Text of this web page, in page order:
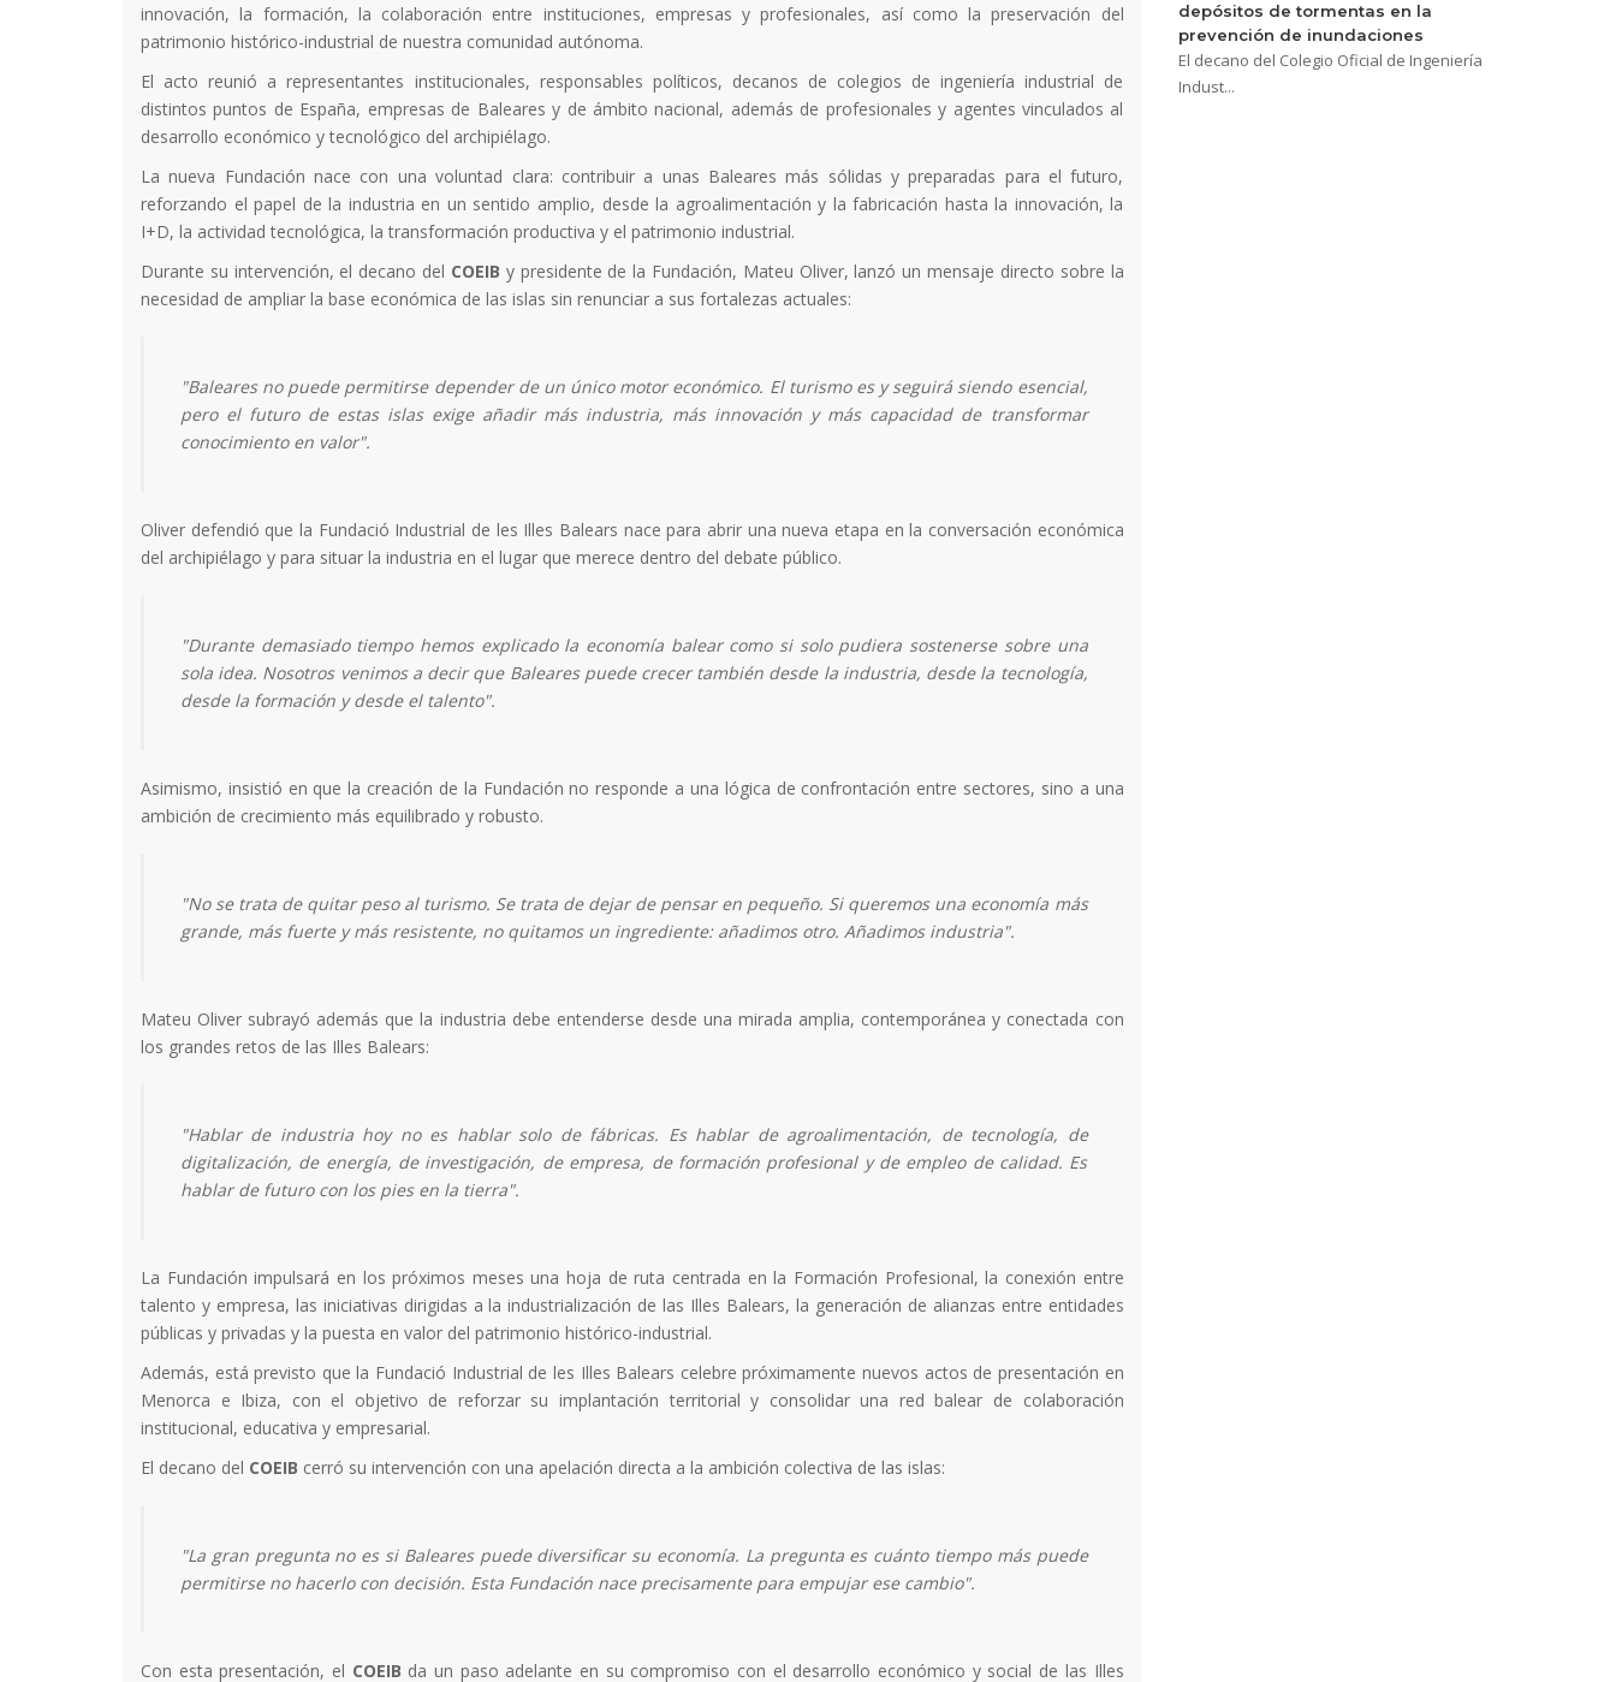
innovación, la formación, la colaboración entre instituciones, empresas y profesionales, así como la preservación del
patrimonio histórico-industrial de nuestra comunidad autónoma.
El acto reunió a representantes institucionales, responsables políticos, decanos de colegios de ingeniería industrial de
distintos puntos de España, empresas de Baleares y de ámbito nacional, además de profesionales y agentes vinculados al
desarrollo económico y tecnológico del archipiélago.
La nueva Fundación nace con una voluntad clara: contribuir a unas Baleares más sólidas y preparadas para el futuro,
reforzando el papel de la industria en un sentido amplio, desde la agroalimentación y la fabricación hasta la innovación, la
I+D, la actividad tecnológica, la transformación productiva y el patrimonio industrial.
Durante su intervención, el decano del COEIB y presidente de la Fundación, Mateu Oliver, lanzó un mensaje directo sobre la
necesidad de ampliar la base económica de las islas sin renunciar a sus fortalezas actuales:
"Baleares no puede permitirse depender de un único motor económico. El turismo es y seguirá siendo esencial,
pero el futuro de estas islas exige añadir más industria, más innovación y más capacidad de transformar
conocimiento en valor".
Oliver defendió que la Fundació Industrial de les Illes Balears nace para abrir una nueva etapa en la conversación económica
del archipiélago y para situar la industria en el lugar que merece dentro del debate público.
"Durante demasiado tiempo hemos explicado la economía balear como si solo pudiera sostenerse sobre una
sola idea. Nosotros venimos a decir que Baleares puede crecer también desde la industria, desde la tecnología,
desde la formación y desde el talento".
Asimismo, insistió en que la creación de la Fundación no responde a una lógica de confrontación entre sectores, sino a una
ambición de crecimiento más equilibrado y robusto.
"No se trata de quitar peso al turismo. Se trata de dejar de pensar en pequeño. Si queremos una economía más
grande, más fuerte y más resistente, no quitamos un ingrediente: añadimos otro. Añadimos industria".
Mateu Oliver subrayó además que la industria debe entenderse desde una mirada amplia, contemporánea y conectada con
los grandes retos de las Illes Balears:
"Hablar de industria hoy no es hablar solo de fábricas. Es hablar de agroalimentación, de tecnología, de
digitalización, de energía, de investigación, de empresa, de formación profesional y de empleo de calidad. Es
hablar de futuro con los pies en la tierra".
La Fundación impulsará en los próximos meses una hoja de ruta centrada en la Formación Profesional, la conexión entre
talento y empresa, las iniciativas dirigidas a la industrialización de las Illes Balears, la generación de alianzas entre entidades
públicas y privadas y la puesta en valor del patrimonio histórico-industrial.
Además, está previsto que la Fundació Industrial de les Illes Balears celebre próximamente nuevos actos de presentación en
Menorca e Ibiza, con el objetivo de reforzar su implantación territorial y consolidar una red balear de colaboración
institucional, educativa y empresarial.
El decano del COEIB cerró su intervención con una apelación directa a la ambición colectiva de las islas:
"La gran pregunta no es si Baleares puede diversificar su economía. La pregunta es cuánto tiempo más puede
permitirse no hacerlo con decisión. Esta Fundación nace precisamente para empujar ese cambio".
Con esta presentación, el COEIB da un paso adelante en su compromiso con el desarrollo económico y social de las Illes
depósitos de tormentas en la
prevención de inundaciones
El decano del Colegio Oficial de Ingeniería
Indust...